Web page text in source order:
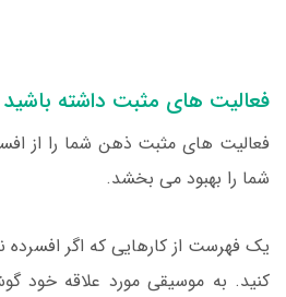
فعالیت های مثبت داشته باشید
فعالیت های مثبت ذهن شما را از
شما را بهبود می بخشد.
یک فهرست از کارهایی که اگر افسرده
کنید. به موسیقی مورد علاقه خود